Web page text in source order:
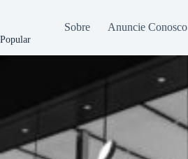
Sobre Anuncie Conosco
Popular